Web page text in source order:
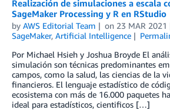
Realización de simulaciones a escala
SageMaker Processing y R en RStudio
by AWS Editorial Team on 23 MAR 2021
SageMaker, Artificial Intelligence
Por Michael Hsieh y Joshua Broyde El
simulación son técnicas predominantes
campos, como la salud, las ciencias de la
financieros. El lenguaje estadístico de
ecosistema con más de 16.000 paquetes
ideal para estadísticos, cientificos […]